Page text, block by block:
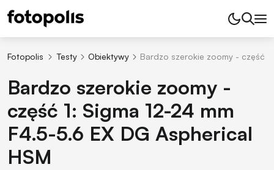
Fotopolis Testy Obiektywy Bardzo szerokie zoomy - część
Bardzo szerokie zoomy -
część 1: Sigma 12-24 mm
F4.5-5.6 EX DG Aspherical
HSM